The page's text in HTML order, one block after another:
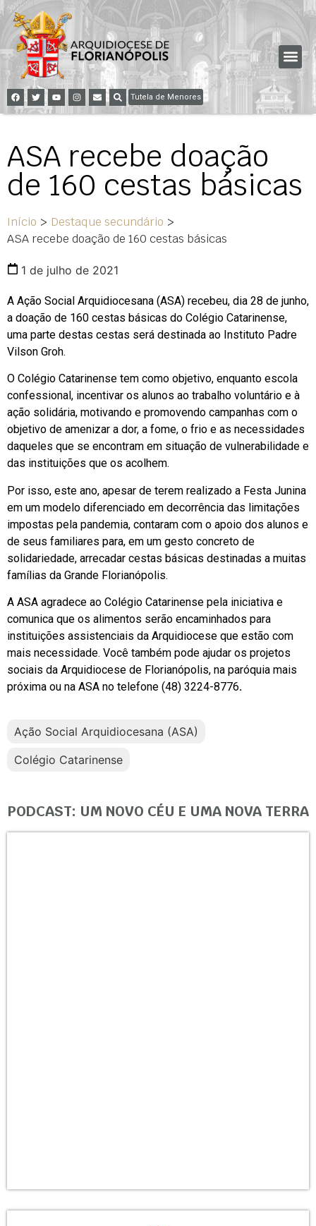
Tutela de Menores
ASA recebe doação
de 160 cestas básicas
Início > Destaque secundário >
ASA recebe doação de 160 cestas básicas
1 de julho de 2021
A Ação Social Arquidiocesana (ASA) recebeu, dia 28 de junho,
a doação de 160 cestas básicas do Colégio Catarinense,
uma parte destas cestas será destinada ao Instituto Padre
Vilson Groh.
O Colégio Catarinense tem como objetivo, enquanto escola
confessional, incentivar os alunos ao trabalho voluntário e à
ação solidária, motivando e promovendo campanhas com o
objetivo de amenizar a dor, a fome, o frio e as necessidades
daqueles que se encontram em situação de vulnerabilidade e
das instituições que os acolhem.
Por isso, este ano, apesar de terem realizado a Festa Junina
em um modelo diferenciado em decorrência das limitações
impostas pela pandemia, contaram com o apoio dos alunos e
de seus familiares para, em um gesto concreto de
solidariedade, arrecadar cestas básicas destinadas a muitas
famílias da Grande Florianópolis.
A ASA agradece ao Colégio Catarinense pela iniciativa e
comunica que os alimentos serão encaminhados para
instituições assistenciais da Arquidiocese que estão com
mais necessidade. Você também pode ajudar os projetos
sociais da Arquidiocese de Florianópolis, na paróquia mais
próxima ou na ASA no telefone (48) 3224-8776.
Ação Social Arquidiocesana (ASA)
Colégio Catarinense
PODCAST: UM NOVO CÉU E UMA NOVA TERRA